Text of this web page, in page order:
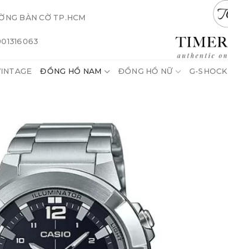
BÀN CỜ TP.HCM
ĐỒNG HỒ NAM ĐỒNG HỒ NỮ G-SHOCK